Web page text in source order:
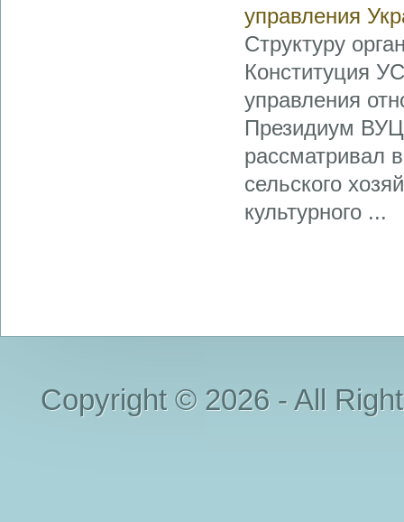
управления
Структуру
Конституция
управления
Президиум
рассматривал
сельского
культурного ...
Copyright © 2026 - All